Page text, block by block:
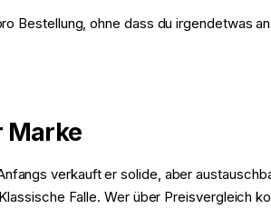
Bestellung, ohne dass du irgendetwas
Marke
verkauft er solide, aber
Falle. Wer über Preisvergleich